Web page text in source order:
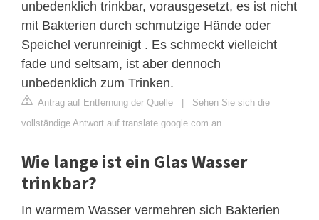
unbedenklich trinkbar, vorausgesetzt, es ist nicht
mit Bakterien durch schmutzige Hände oder
Speichel verunreinigt . Es schmeckt vielleicht
fade und seltsam, ist aber dennoch
unbedenklich zum Trinken.
Antrag auf Entfernung der Quelle | Sehen Sie sich die
vollständige Antwort auf translate.google.com an
Wie lange ist ein Glas Wasser
trinkbar?
In warmem Wasser vermehren sich Bakterien